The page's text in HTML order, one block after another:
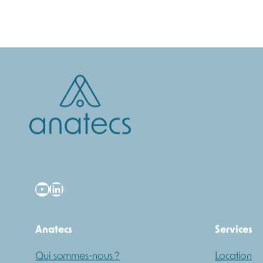
YouTube
LinkedIn
Anatecs
Qui sommes-nous ?
Services
Location